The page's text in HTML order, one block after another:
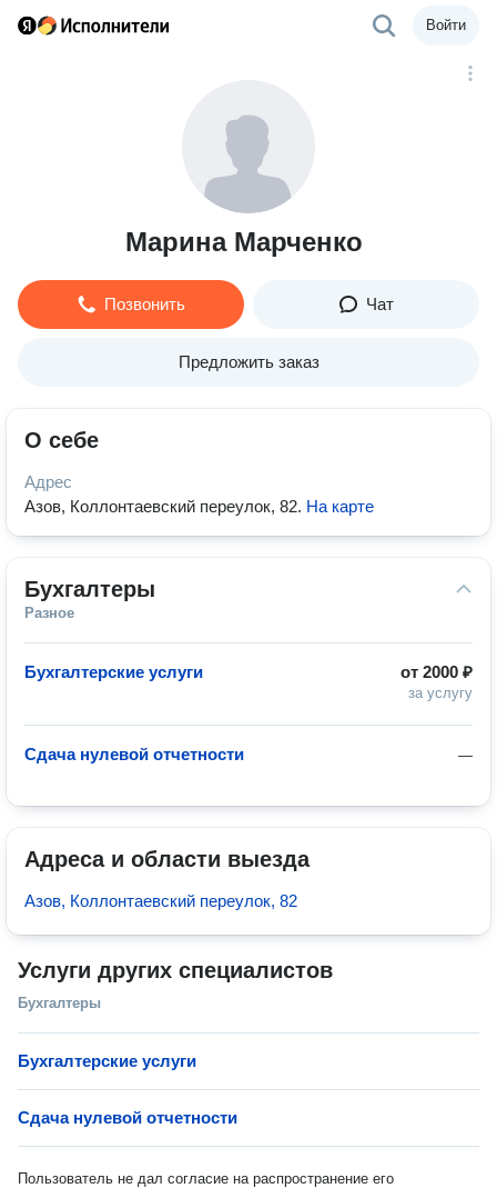
Войти
Марина Марченко
Позвонить Чат
Предложить заказ
О себе
Адрес
Азов, Коллонтаевский переулок, 82. На карте
Бухгалтеры
Разное
от 2000 ₽
за услугу
Бухгалтерские услуги
—
Сдача нулевой отчетности
Адреса и области выезда
Азов, Коллонтаевский переулок, 82
Услуги других специалистов
Бухгалтеры
Бухгалтерские услуги
Сдача нулевой отчетности
Пользователь не дал согласие на распространение его